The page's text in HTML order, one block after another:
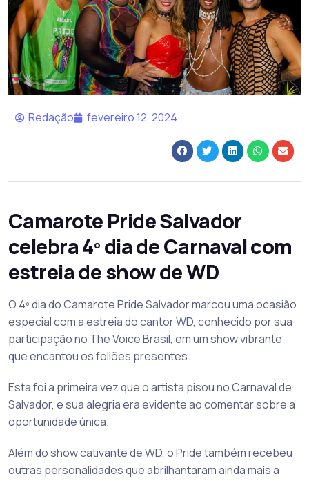
Redação fevereiro 12, 2024
Camarote Pride Salvador
celebra 4º dia de Carnaval com
estreia de show de WD
O 4º dia do Camarote Pride Salvador marcou uma ocasião
especial com a estreia do cantor WD, conhecido por sua
participação no The Voice Brasil, em um show vibrante
que encantou os foliões presentes.
Esta foi a primeira vez que o artista pisou no Carnaval de
Salvador, e sua alegria era evidente ao comentar sobre a
oportunidade única.
Além do show cativante de WD, o Pride também recebeu
outras personalidades que abrilhantaram ainda mais a